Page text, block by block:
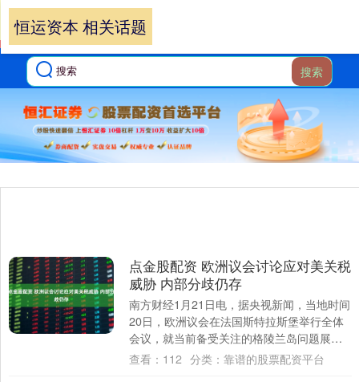
搜索
恒运资本 相关话题
点金股配资 欧洲议会讨论应对美关税
威胁 内部分歧仍存
南方财经1月21日电，据央视新闻，当地时间
20日，欧洲议会在法国斯特拉斯堡举行全体
会议，就当前备受关注的格陵兰岛问题展开
辩论。然而，欧盟内部目前就具体应对方式
查看： 112 分类： 靠谱的股票配资平台